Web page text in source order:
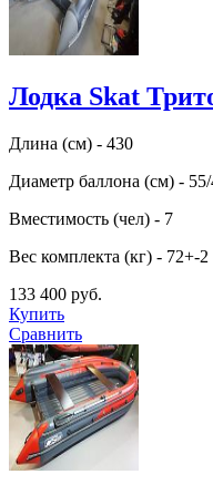
Лодка Skat
Длина (см) - 430
Диаметр баллона (см) -
Вместимость (чел) - 7
Вес комплекта (кг) - 72+-2
133 400 руб.
Купить
Сравнить